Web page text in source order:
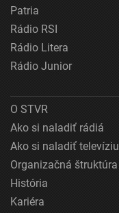
Patria
Rádio RSI
Rádio Litera
Rádio Junior
O STVR
Ako si naladiť rádiá
Ako si naladiť televíziu
Organizačná štruktúra
História
Kariéra